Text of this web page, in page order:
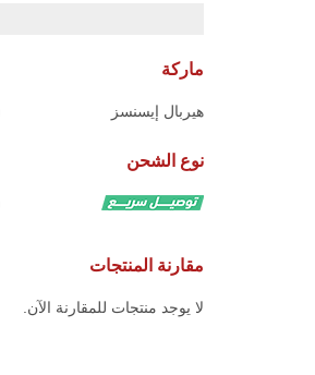
ماركة
هيربال إيسنسز
نوع الشحن
مقارنة المنتجات
لا يوجد منتجات للمقارنة الآن.